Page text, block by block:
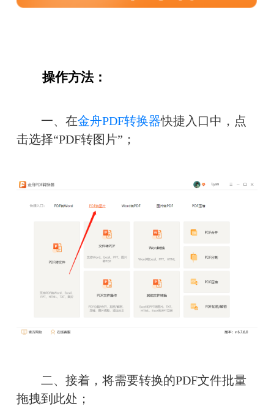
操作方法：
一、在金舟PDF转换器快捷入口中，点
击选择“PDF转图片”；
二、接着，将需要转换的PDF文件批量
拖拽到此处；